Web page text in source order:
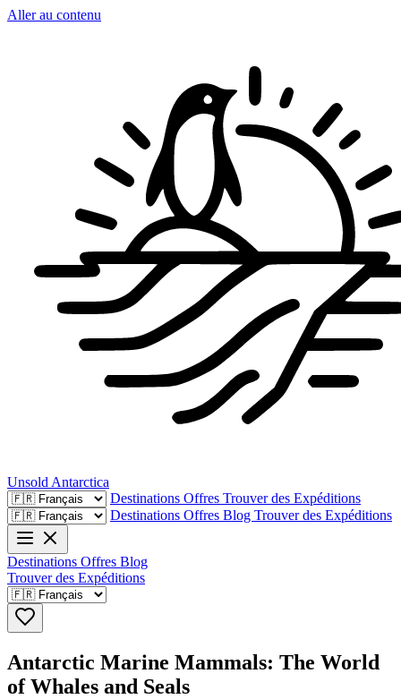
Aller au contenu
Unsold Antarctica
Destinations Offres Trouver des Expéditions
Destinations Offres Blog Trouver des Expéditions
Destinations Offres Blog
Trouver des Expéditions
Antarctic Marine Mammals: The World
of Whales and Seals